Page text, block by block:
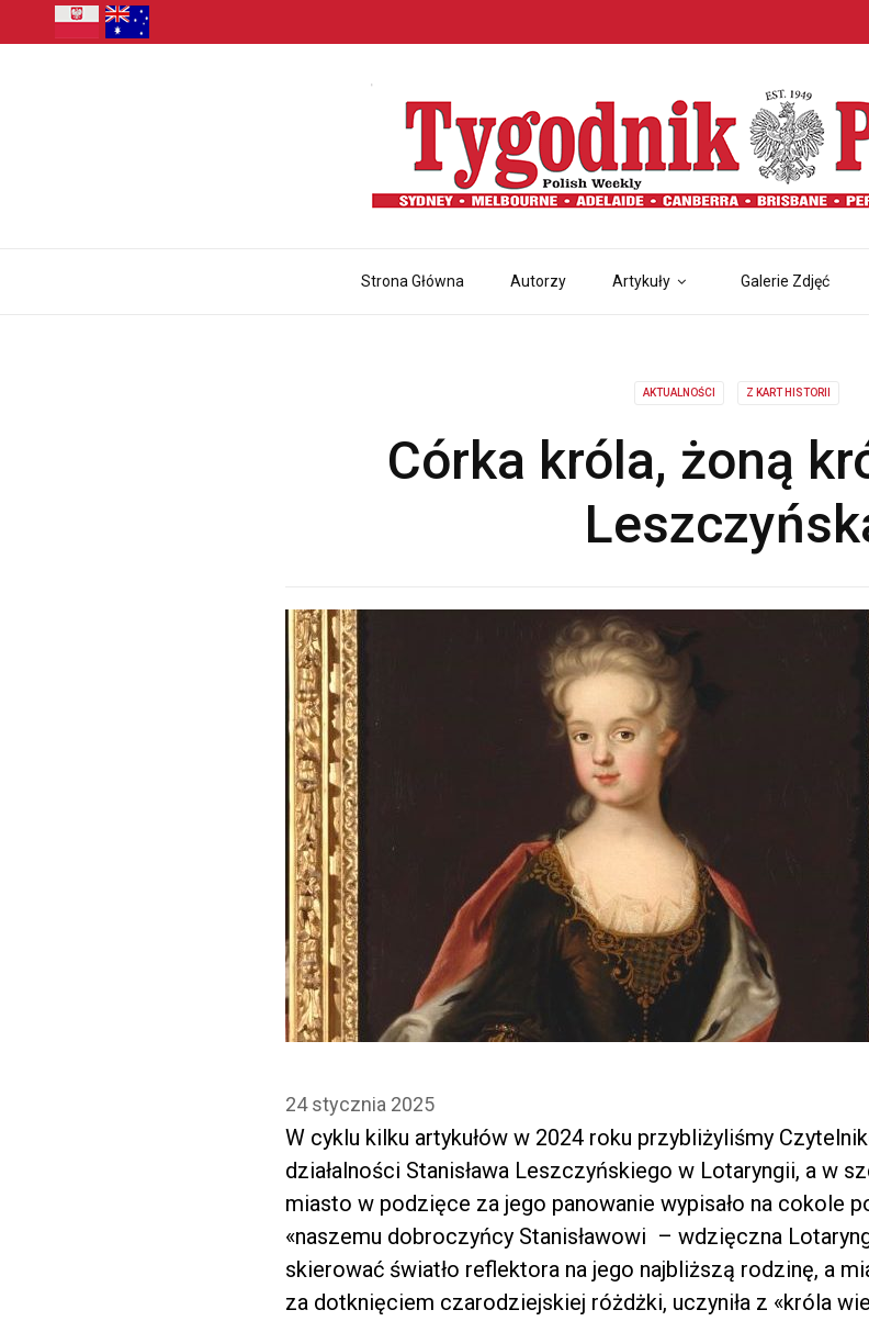
Strona Główna Autorzy Artykuły Galerie Zdjęć
AKTUALNOŚCI Z KART HISTORII
Córka króla, żoną
24 stycznia 2025
W cyklu kilku artykułów w 2024 roku przybliżyliśmy
działalności Stanisława Leszczyńskiego w Lotaryngii, a w
miasto w podzięce za jego panowanie wypisało na cokole
«naszemu dobroczyńcy Stanisławowi – wdzięczna
skierować światło reflektora na jego najbliższą rodzinę, a
za dotknięciem czarodziejskiej różdżki, uczyniła z «króla